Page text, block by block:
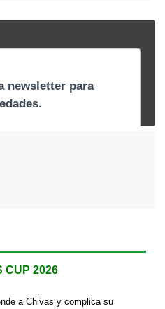
CUP 2026
a Chivas y complica su